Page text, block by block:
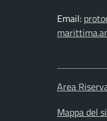
Email:
Area
Mappa del